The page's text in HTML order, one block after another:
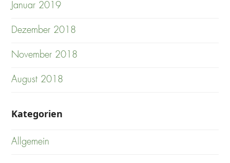
Januar 2019
Dezember 2018
November 2018
August 2018
Kategorien
Allgemein